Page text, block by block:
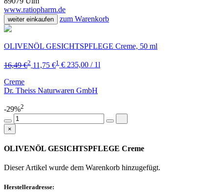
www.ratiopharm.de
weiter einkaufen zum Warenkorb
OLIVENÖL GESICHTSPFLEGE Creme, 50 ml
16,49 €2 11,75 €1 € 235,00 / 1l
Creme
Dr. Theiss Naturwaren GmbH
-29%2
×
OLIVENÖL GESICHTSPFLEGE Creme
Dieser Artikel wurde dem Warenkorb hinzugefügt.
Herstelleradresse: